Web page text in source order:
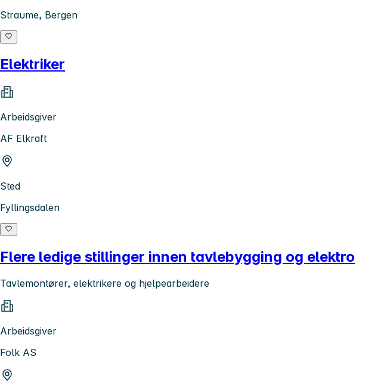
Straume, Bergen
Elektriker
Arbeidsgiver
AF Elkraft
Sted
Fyllingsdalen
Flere ledige stillinger innen tavlebygging og elektro
Tavlemontører, elektrikere og hjelpearbeidere
Arbeidsgiver
Folk AS